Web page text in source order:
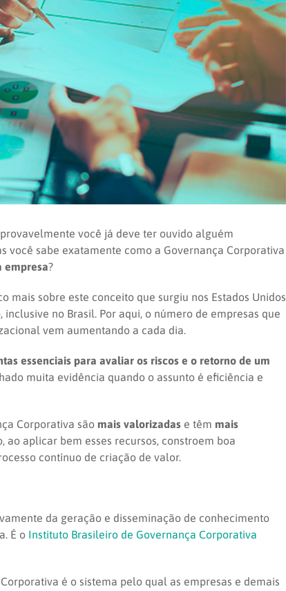
você já deve ter ouvido alguém
você sabe exatamente como a Governança Corporativa
empresa?
mais sobre este conceito que surgiu nos Estados Unidos
no Brasil. Por aqui, o número de empresas que
vem aumentando a cada dia.
essenciais para avaliar os riscos e o retorno de um
muita evidência quando o assunto é eficiência e
Corporativa são mais valorizadas e têm mais
ao aplicar bem esses recursos, constroem boa
contínuo de criação de valor.
da geração e disseminação de conhecimento
É o Instituto Brasileiro de Governança Corporativa
é o sistema pelo qual as empresas e demais